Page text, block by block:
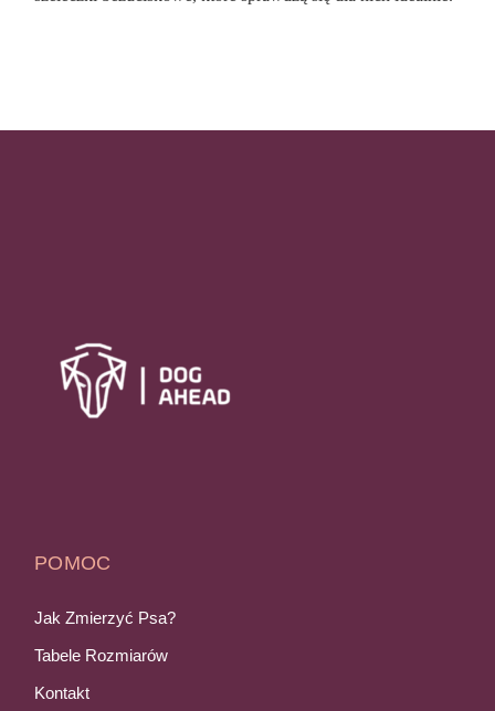
POMOC
Jak Zmierzyć Psa?
Tabele Rozmiarów
Kontakt